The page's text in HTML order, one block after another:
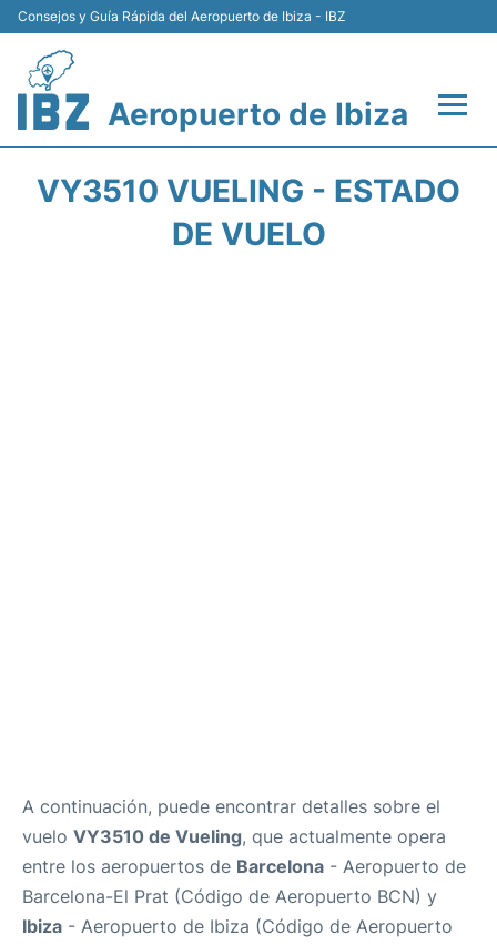
Consejos y Guía Rápida del Aeropuerto de Ibiza - IBZ
Aeropuerto de Ibiza
VY3510 VUELING - ESTADO
DE VUELO
A continuación, puede encontrar detalles sobre el
vuelo VY3510 de Vueling, que actualmente opera
entre los aeropuertos de Barcelona - Aeropuerto de
Barcelona-El Prat (Código de Aeropuerto BCN) y
Ibiza - Aeropuerto de Ibiza (Código de Aeropuerto